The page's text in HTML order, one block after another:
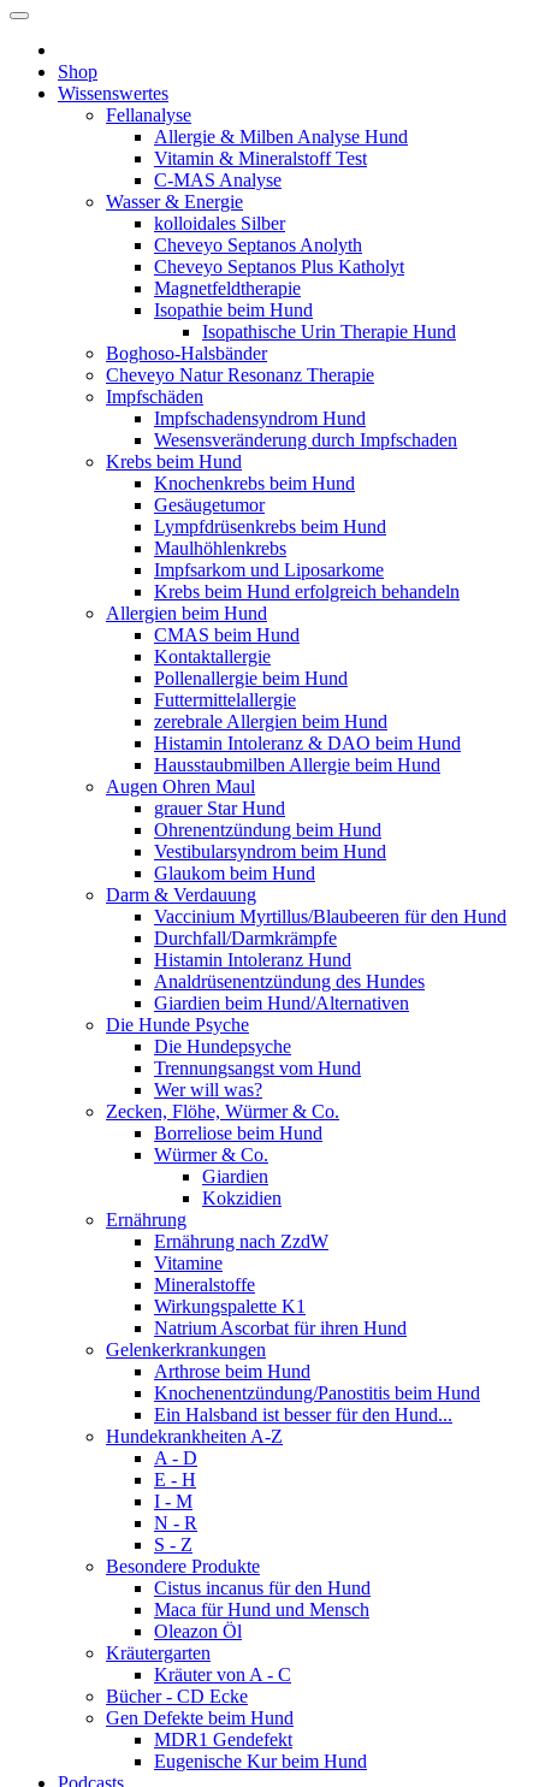
Shop
Wissenswertes
Fellanalyse
Allergie & Milben Analyse Hund
Vitamin & Mineralstoff Test
C-MAS Analyse
Wasser & Energie
kolloidales Silber
Cheveyo Septanos Anolyth
Cheveyo Septanos Plus Katholyt
Magnetfeldtherapie
Isopathie beim Hund
Isopathische Urin Therapie Hund
Boghoso-Halsbänder
Cheveyo Natur Resonanz Therapie
Impfschäden
Impfschadensyndrom Hund
Wesensveränderung durch Impfschaden
Krebs beim Hund
Knochenkrebs beim Hund
Gesäugetumor
Lympfdrüsenkrebs beim Hund
Maulhöhlenkrebs
Impfsarkom und Liposarkome
Krebs beim Hund erfolgreich behandeln
Allergien beim Hund
CMAS beim Hund
Kontaktallergie
Pollenallergie beim Hund
Futtermittelallergie
zerebrale Allergien beim Hund
Histamin Intoleranz & DAO beim Hund
Hausstaubmilben Allergie beim Hund
Augen Ohren Maul
grauer Star Hund
Ohrenentzündung beim Hund
Vestibularsyndrom beim Hund
Glaukom beim Hund
Darm & Verdauung
Vaccinium Myrtillus/Blaubeeren für den Hund
Durchfall/Darmkrämpfe
Histamin Intoleranz Hund
Analdrüsenentzündung des Hundes
Giardien beim Hund/Alternativen
Die Hunde Psyche
Die Hundepsyche
Trennungsangst vom Hund
Wer will was?
Zecken, Flöhe, Würmer & Co.
Borreliose beim Hund
Würmer & Co.
Giardien
Kokzidien
Ernährung
Ernährung nach ZzdW
Vitamine
Mineralstoffe
Wirkungspalette K1
Natrium Ascorbat für ihren Hund
Gelenkerkrankungen
Arthrose beim Hund
Knochenentzündung/Panostitis beim Hund
Ein Halsband ist besser für den Hund...
Hundekrankheiten A-Z
A - D
E - H
I - M
N - R
S - Z
Besondere Produkte
Cistus incanus für den Hund
Maca für Hund und Mensch
Oleazon Öl
Kräutergarten
Kräuter von A - C
Bücher - CD Ecke
Gen Defekte beim Hund
MDR1 Gendefekt
Eugenische Kur beim Hund